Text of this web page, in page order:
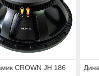
CROWN JH 186